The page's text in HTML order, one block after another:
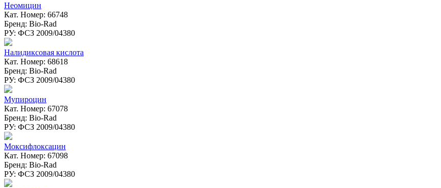
Неомицин
Кат. Номер: 66748
Бренд: Bio-Rad
РУ: ФСЗ 2009/04380
Налидиксовая кислота
Кат. Номер: 68618
Бренд: Bio-Rad
РУ: ФСЗ 2009/04380
Мупироцин
Кат. Номер: 67078
Бренд: Bio-Rad
РУ: ФСЗ 2009/04380
Моксифлоксацин
Кат. Номер: 67098
Бренд: Bio-Rad
РУ: ФСЗ 2009/04380